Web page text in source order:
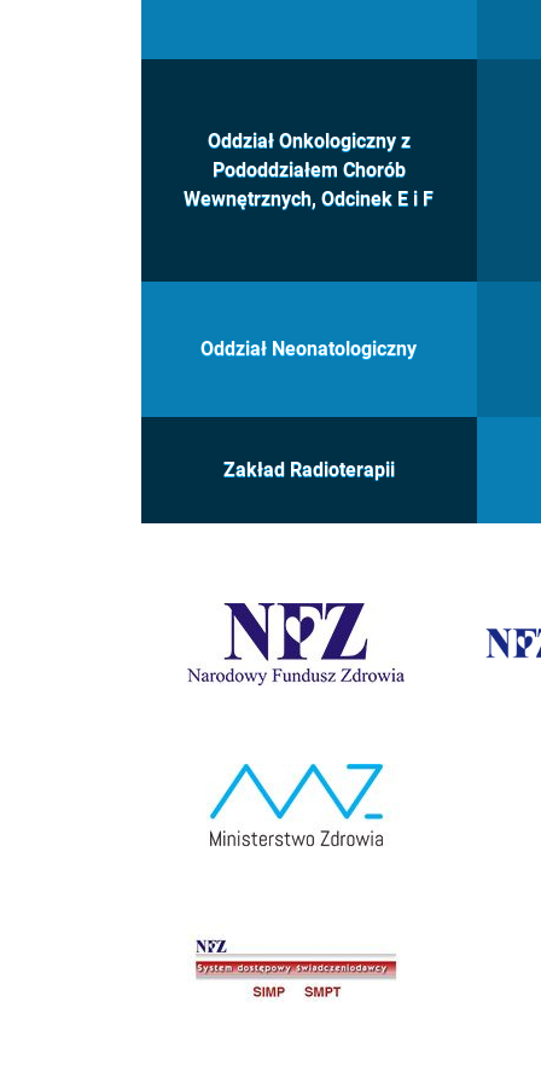
Oddział Onkologiczny z
Pododdziałem Chorób
Wewnętrznych, Odcinek E i F
Oddział Neonatologiczny
Zakład Radioterapii